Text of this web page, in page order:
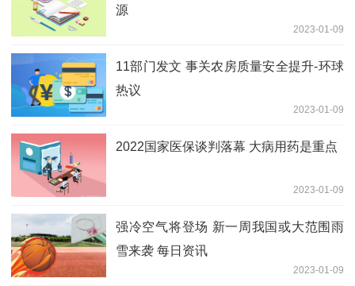
源
2023-01-09
11部门发文 事关农房质量安全提升-环球
热议
2023-01-09
2022国家医保谈判落幕 大病用药是重点
2023-01-09
强冷空气将登场 新一周我国或大范围雨
雪来袭 每日资讯
2023-01-09